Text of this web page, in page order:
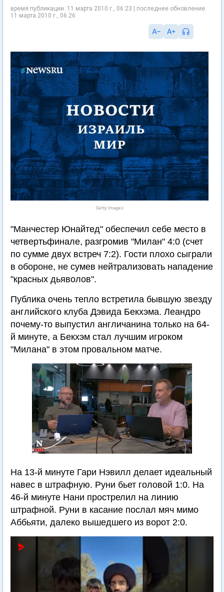
время публикации: 11 марта 2010 г., 06:23 | последнее обновление:
11 марта 2010 г., 06:26
Getty Images
"Манчестер Юнайтед" обеспечил себе место в
четвертьфинале, разгромив "Милан" 4:0 (счет
по сумме двух встреч 7:2). Гости плохо сыграли
в обороне, не сумев нейтрализовать нападение
"красных дьяволов".
Публика очень тепло встретила бывшую звезду
английского клуба Дэвида Бекхэма. Леандро
почему-то выпустил англичанина только на 64-
й минуте, а Бекхэм стал лучшим игроком
"Милана" в этом провальном матче.
На 13-й минуте Гари Нэвилл делает идеальный
навес в штрафную. Руни бьет головой 1:0. На
46-й минуте Нани прострелил на линию
штрафной. Руни в касание послал мяч мимо
Аббьяти, далеко вышедшего из ворот 2:0.